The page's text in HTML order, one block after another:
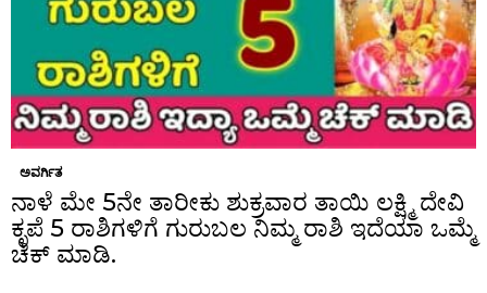
ಅವರ್ಗಿತ
ನಾಳೆ ಮೇ 5ನೇ ತಾರೀಕು ಶುಕ್ರವಾರ ತಾಯಿ ಲಕ್ಷ್ಮಿ ದೇವಿ
ಕೃಪೆ 5 ರಾಶಿಗಳಿಗೆ ಗುರುಬಲ ನಿಮ್ಮ ರಾಶಿ ಇದೆಯಾ ಒಮ್ಮೆ
ಚೆಕ್ ಮಾಡಿ.